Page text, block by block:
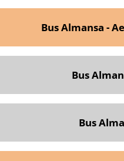
Bus Almansa -
Bus
Bus